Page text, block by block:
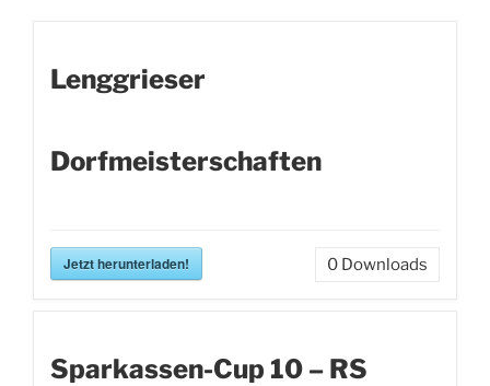
Lenggrieser
Dorfmeisterschaften
Jetzt herunterladen! 0 Downloads
Sparkassen-Cup 10 – RS